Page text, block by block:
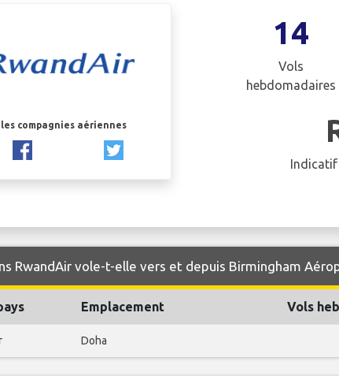
compagnies aériennes
14
Vols
hebdomadaires
Indicatif
RwandAir vole-t-elle vers et depuis Birmingham
Emplacement Vols
Doha